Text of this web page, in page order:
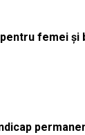
femei și